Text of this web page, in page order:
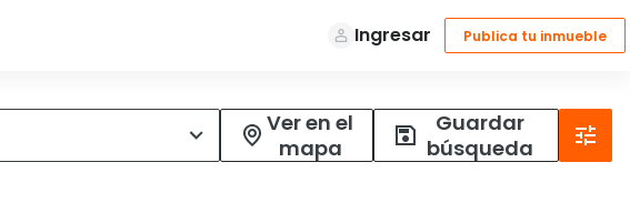
Ver en el
mapa
Guardar
búsqueda